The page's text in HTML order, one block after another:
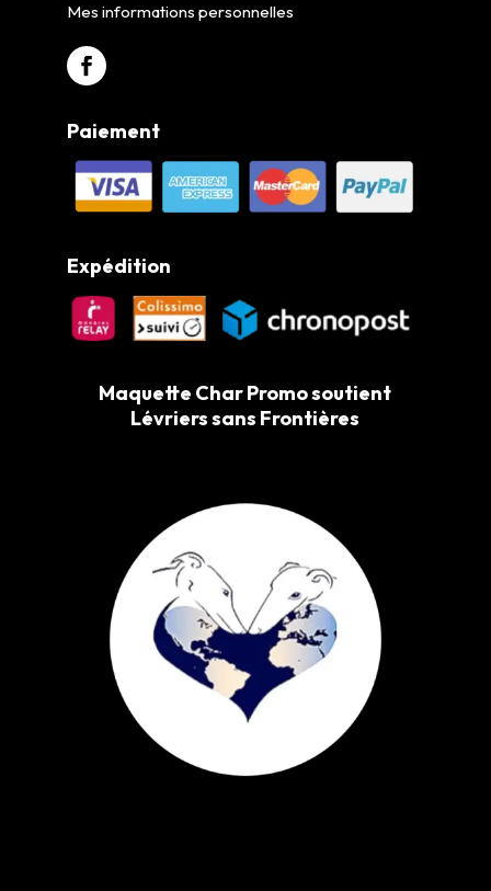
Mes informations personnelles
Paiement
Expédition
Maquette Char Promo soutient
Lévriers sans Frontières